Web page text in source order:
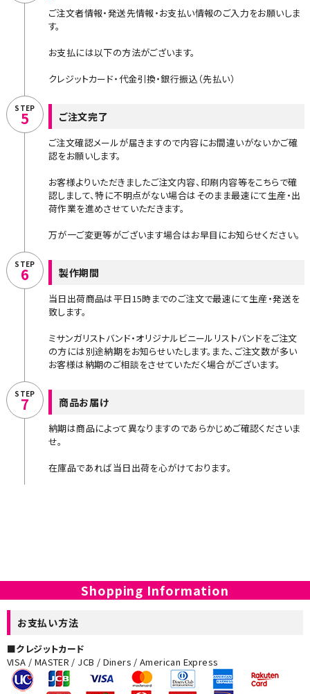
ご注文者情報・発送先情報・お支払い情報のご入力をお願いしま
す。
お支払には以下の方法がございます。
クレジットカード・代金引換・銀行振込（先払い）
STEP
5 ご注文完了
ご注文確認メールが届きますので内容にお間違いがないかご確
認をお願いします。
お客様よりいただきましたご注文内容、印刷内容等をこちらで確
認しまして、特に不明点がない場合はそのまま最速にて生産・出
荷作業を進めさせていただきます。
万が一ご変更等がございます場合はお早目にお知らせください。
STEP
6 製作期間
当日出荷商品は平日15時までのご注文で最速にて生産・発送を
致します。
ミサンガリストバンド・オリジナルビニールリストバンドをご注文
の方には別途納期をお知らせいたします。また、ご注文数が多い
お客様は納期のご相談をさせていただく場合がございます。
STEP
7 商品お届け
納期は商品によって異なりますのであらかじめご確認くださいま
せ。
在庫品であれば当日出荷を心がけております。
Shopping Information
お支払い方法
■クレジットカード
VISA / MASTER / JCB / Diners / American Express